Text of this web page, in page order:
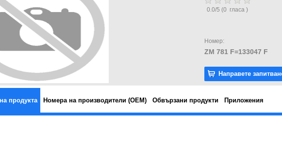
0.0/5 (0 гласа )
Номер:
ZM 781 F=133047 F
Направете
продукта Номера на производители (OEM) Обвързани продукти Приложения